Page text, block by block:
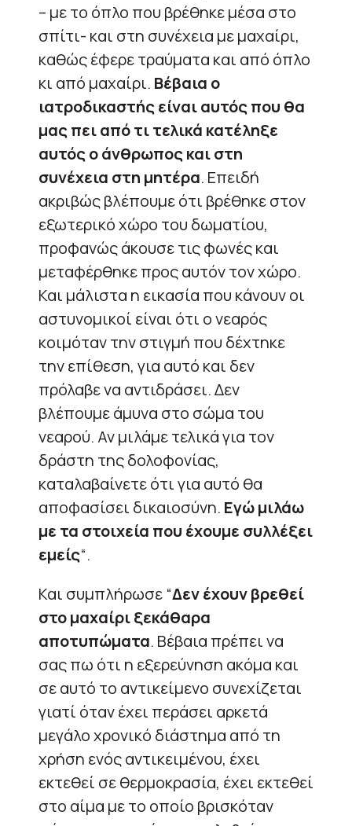
– με το όπλο που βρέθηκε μέσα στο
σπίτι- και στη συνέχεια με μαχαίρι,
καθώς έφερε τραύματα και από όπλο
κι από μαχαίρι. Βέβαια ο
ιατροδικαστής είναι αυτός που θα
μας πει από τι τελικά κατέληξε
αυτός ο άνθρωπος και στη
συνέχεια στη μητέρα. Επειδή
ακριβώς βλέπουμε ότι βρέθηκε στον
εξωτερικό χώρο του δωματίου,
προφανώς άκουσε τις φωνές και
μεταφέρθηκε προς αυτόν τον χώρο.
Και μάλιστα η εικασία που κάνουν οι
αστυνομικοί είναι ότι ο νεαρός
κοιμόταν την στιγμή που δέχτηκε
την επίθεση, για αυτό και δεν
πρόλαβε να αντιδράσει. Δεν
βλέπουμε άμυνα στο σώμα του
νεαρού. Αν μιλάμε τελικά για τον
δράστη της δολοφονίας,
καταλαβαίνετε ότι για αυτό θα
αποφασίσει δικαιοσύνη. Εγώ μιλάω
με τα στοιχεία που έχουμε συλλέξει
εμείς“.
Και συμπλήρωσε “Δεν έχουν βρεθεί
στο μαχαίρι ξεκάθαρα
αποτυπώματα. Βέβαια πρέπει να
σας πω ότι η εξερεύνηση ακόμα και
σε αυτό το αντικείμενο συνεχίζεται
γιατί όταν έχει περάσει αρκετά
μεγάλο χρονικό διάστημα από τη
χρήση ενός αντικειμένου, έχει
εκτεθεί σε θερμοκρασία, έχει εκτεθεί
στο αίμα με το οποίο βρισκόταν